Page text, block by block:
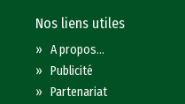
Nos liens utiles
»A propos...
»Publicité
»Partenariat